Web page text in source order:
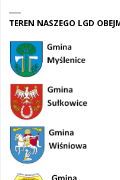
TEREN NASZEGO LGD